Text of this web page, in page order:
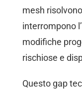
mesh
interrompono
modifiche
rischiose e
Questo gap